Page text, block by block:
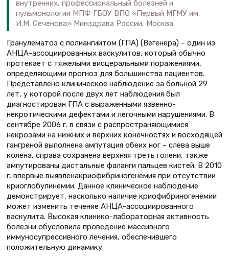
внутренних, профессиональный болезней и
пульмонологии МПФ ГБОУ ВПО «Первый МГМУ им.
И.М. Сеченова» Минздрава России, Москва
Гранулематоз с полиангиитом (ГПА) (Вегенера) – один из
АНЦА-ассоциированных васкулитов, который обычно
протекает с тяжелыми висцеральными поражениями,
определяющими прогноз для большинства пациентов.
Представлено клиническое наблюдение за больной 29
лет, у которой после двух лет наблюдения был
диагностирован ГПА с выраженными язвенно-
некротическими дефектами и легочными нарушениями. В
сентябре 2006 г. в связи с распространяющимися
некрозами на нижних и верхних конечностях и восходящей
гангреной выполнена ампутация обеих ног – слева выше
колена, справа сохранена верхняя треть голени, также
ампутированы дистальные фаланги пальцев кистей. В 2010
г. впервые выявленакриофибриногенемия при отсутствии
криоглобулинемии. Данное клиническое наблюдение
демонстрирует, насколько наличие криофибриногенемии
может изменить течение АНЦА-ассоциированного
васкулита. Высокая клинико-лабораторная активность
болезни обусловила проведение массивного
иммуносупрессивного лечения, обеспечившего
положительную динамику.